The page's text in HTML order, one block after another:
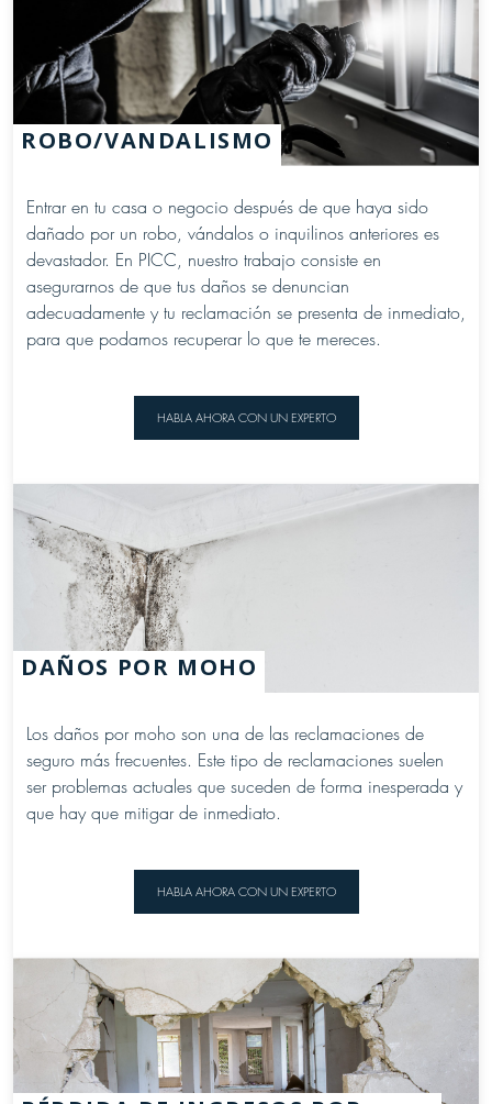
ROBO/VANDALISMO
Entrar en tu casa o negocio después de que haya sido
dañado por un robo, vándalos o inquilinos anteriores es
devastador. En PICC, nuestro trabajo consiste en
asegurarnos de que tus daños se denuncian
adecuadamente y tu reclamación se presenta de inmediato,
para que podamos recuperar lo que te mereces.
HABLA AHORA CON UN EXPERTO
DAÑOS POR MOHO
Los daños por moho son una de las reclamaciones de
seguro más frecuentes. Este tipo de reclamaciones suelen
ser problemas actuales que suceden de forma inesperada y
que hay que mitigar de inmediato.
HABLA AHORA CON UN EXPERTO